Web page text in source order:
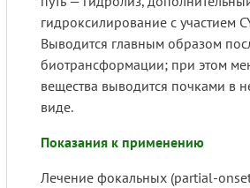
гидроксилирование с участием
Выводится главным образом
биотрансформации; при этом
вещества выводится почками в
виде.
Показания к применению
Лечение фокальных (partial-